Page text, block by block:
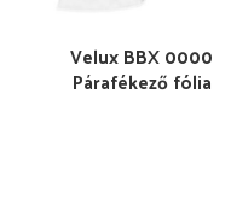
Velux BBX 0000
Párafékező fólia